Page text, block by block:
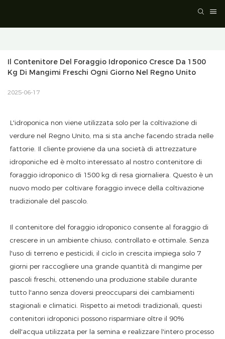
Il Contenitore Del Foraggio Idroponico Cresce Da 1500
Kg Di Mangimi Freschi Ogni Giorno Nel Regno Unito
2025-06-17
L'idroponica non viene utilizzata solo per la coltivazione di
verdure nel Regno Unito, ma si sta anche facendo strada nelle
fattorie. Il cliente proviene da una società di attrezzature
idroponiche ed è molto interessato al nostro contenitore di
foraggio idroponico di 1500 kg di resa giornaliera. Questo è un
nuovo modo per coltivare foraggio invece della coltivazione
tradizionale del pascolo.
Il contenitore del foraggio idroponico consente al foraggio di
crescere in un ambiente chiuso, controllato e ottimale. Senza
l'uso di terreno e pesticidi, il ciclo in crescita impiega solo 7
giorni per raccogliere una grande quantità di mangime per
pascoli freschi, ottenendo una produzione stabile durante
tutto l'anno senza doversi preoccuparsi dei cambiamenti
stagionali e climatici. Rispetto ai metodi tradizionali, questi
contenitori idroponici possono risparmiare oltre il 90%
dell'acqua utilizzata per la semina e realizzare l'intero processo